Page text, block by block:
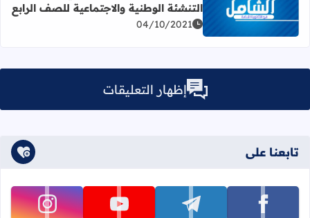
اقرأ المزيد عن امتحان نهاية الفصل الأول في مادة التنشئة
التنشئة الوطنية والاجتماعية للصف الرابع
04/10/2021
إظهار التعليقات
تابعنا على
تابعنا على facebook تابعنا على telegram تابعنا على youtube تابعنا على instagram